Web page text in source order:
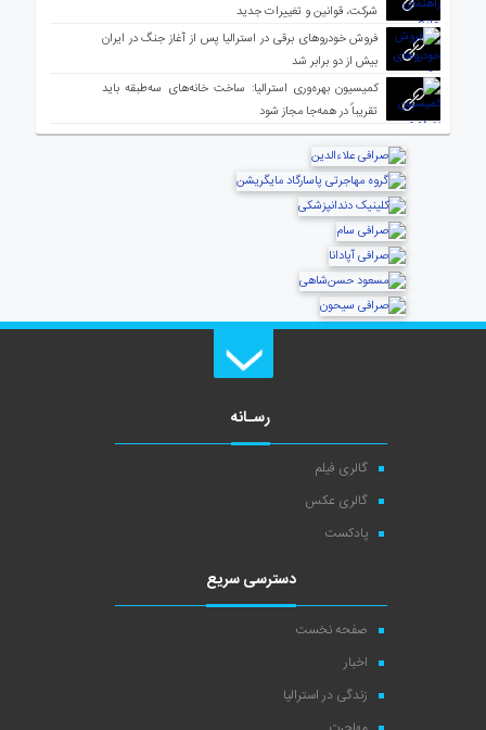
شرکت، قوانین و تغییرات جدید
فروش خودروهای برقی در استرالیا پس از آغاز جنگ در ایران
بیش از دو برابر شد
کمیسیون بهره‌وری استرالیا: ساخت خانه‌های سه‌طبقه باید
تقریباً در همه‌جا مجاز شود
رسـانه
گالری فیلم
گالری عکس
پادکست
دسترسی سریع
صفحه نخست
اخبار
زندگی در استرالیا